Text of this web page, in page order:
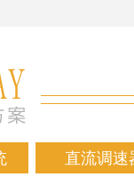
直流调速